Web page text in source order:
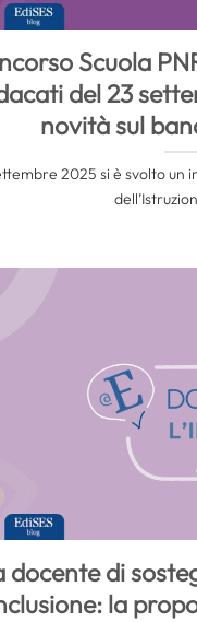
Scuola
del 23
novità sul
2025 si è svolto
docente di
la